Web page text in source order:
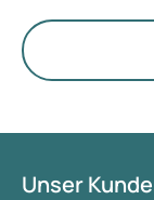
ausreichend
konzipiert.
Unser